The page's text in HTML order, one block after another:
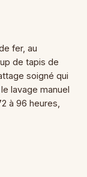
fer, au
de tapis de
soigné qui
lavage manuel
à 96 heures,